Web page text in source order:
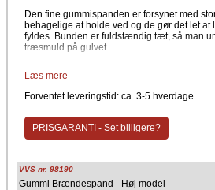
Den fine gummispanden er forsynet med
behagelige at holde ved og de gør det let at
fyldes. Bunden er fuldstændig tæt, så man
træsmuld på gulvet.
Bund: Ø 30 cm
Højde: 50 cm
Rengøring
Tag en hårdt opvredet klud og tør
er slidstært og meget let at holde rent.
Læs mere
Forventet leveringstid: ca. 3-5 hverdage
PRISGARANTI - Set billigere?
VVS nr. 98190
Gummi Brændespand - Høj model